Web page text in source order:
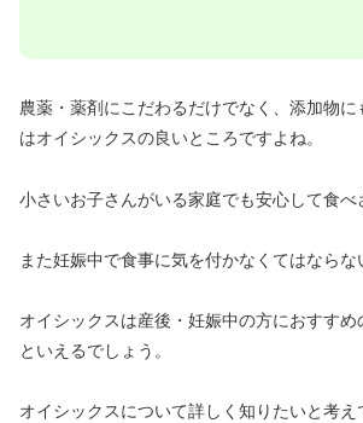
農薬・薬剤にこだわるだけでなく、添加物
はオイシックスの良いところですよね。
小さいお子さんがいる家庭でも安心して食べ
また妊娠中で食事に気を付かなくてはならな
オイシックスは産後・妊娠中の方におすすめ
といえるでしょう。
オイシックスについて詳しく知りたいと考